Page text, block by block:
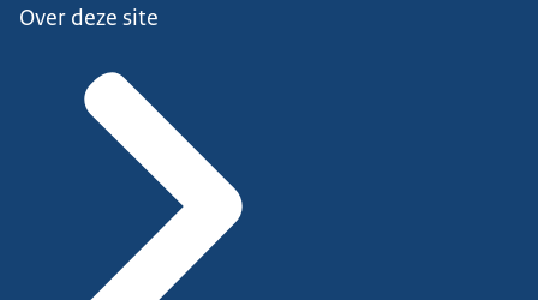
Over deze site